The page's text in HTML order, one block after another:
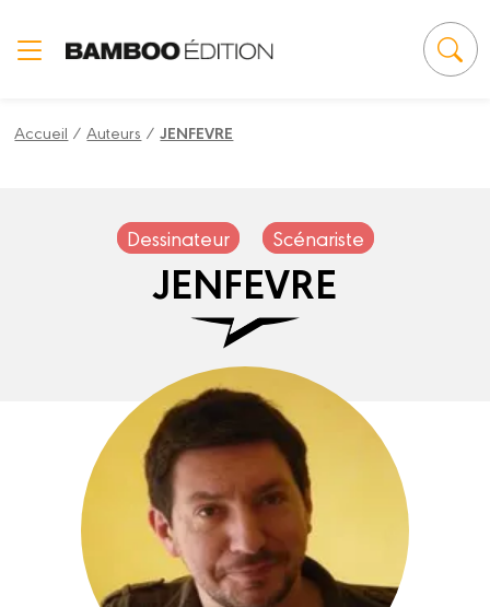
Accueil /Auteurs /JENFEVRE
Dessinateur Scénariste
JENFEVRE